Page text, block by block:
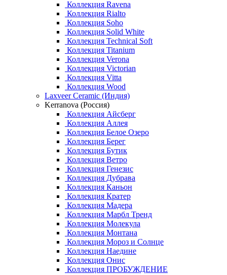
Коллекция Ravena
Коллекция Rialto
Коллекция Soho
Коллекция Solid White
Коллекция Technical Soft
Коллекция Titanium
Коллекция Verona
Коллекция Victorian
Коллекция Vitta
Коллекция Wood
Laxveer Ceramic (Индия)
Kerranova (Россия)
Коллекция Айсберг
Коллекция Аллея
Коллекция Белое Озеро
Коллекция Берег
Коллекция Бутик
Коллекция Ветро
Коллекция Генезис
Коллекция Дубрава
Коллекция Каньон
Коллекция Кратер
Коллекция Мадера
Коллекция Марбл Тренд
Коллекция Молекула
Коллекция Монтана
Коллекция Мороз и Солнце
Коллекция Наедине
Коллекция Онис
Коллекция ПРОБУЖДЕНИЕ